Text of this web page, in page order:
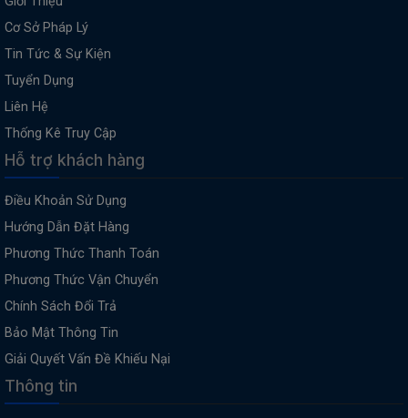
Cơ Sở Pháp Lý
Tin Tức & Sự Kiện
Tuyển Dụng
Liên Hệ
Thống Kê Truy Cập
Hỗ trợ khách hàng
Điều Khoản Sử Dụng
Hướng Dẫn Đặt Hàng
Phương Thức Thanh Toán
Phương Thức Vận Chuyển
Chính Sách Đổi Trả
Bảo Mật Thông Tin
Giải Quyết Vấn Đề Khiếu Nại
Thông tin